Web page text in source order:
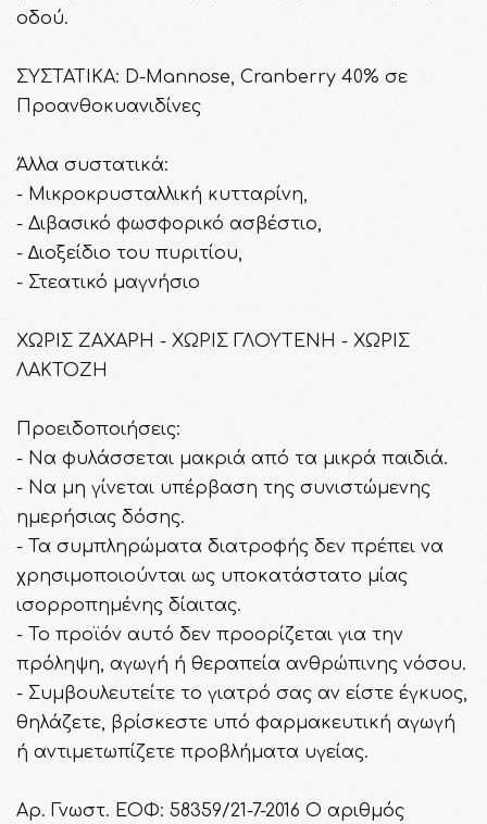
οδού.
ΣΥΣΤΑΤΙΚΑ: D-Mannose, Cranberry 40% σε
Προανθοκυανιδίνες
Άλλα συστατικά:
- Μικροκρυσταλλική κυτταρίνη,
- Διβασικό φωσφορικό ασβέστιο,
- ∆ιοξείδιο του πυριτίου,
- Στεατικό μαγνήσιο
ΧΩΡΙΣ ΖΑΧΑΡΗ - ΧΩΡΙΣ ΓΛΟΥΤΕΝΗ - ΧΩΡΙΣ
ΛΑΚΤΟΖΗ
Προειδοποιήσεις:
- Να φυλάσσεται μακριά από τα μικρά παιδιά.
- Να μη γίνεται υπέρβαση της συνιστώμενης
ημερήσιας δόσης.
- Τα συμπληρώματα διατροφής δεν πρέπει να
χρησιμοποιούνται ως υποκατάστατο μίας
ισορροπημένης δίαιτας.
- To προϊόν αυτό δεν προορίζεται για την
πρόληψη, αγωγή ή θεραπεία ανθρώπινης νόσου.
- Συμβουλευτείτε το γιατρό σας αν είστε έγκυος,
θηλάζετε, βρίσκεστε υπό φαρμακευτική αγωγή
ή αντιμετωπίζετε προβλήματα υγείας.
Αρ. Γνωστ. ΕΟΦ: 58359/21-7-2016 Ο αριθμός